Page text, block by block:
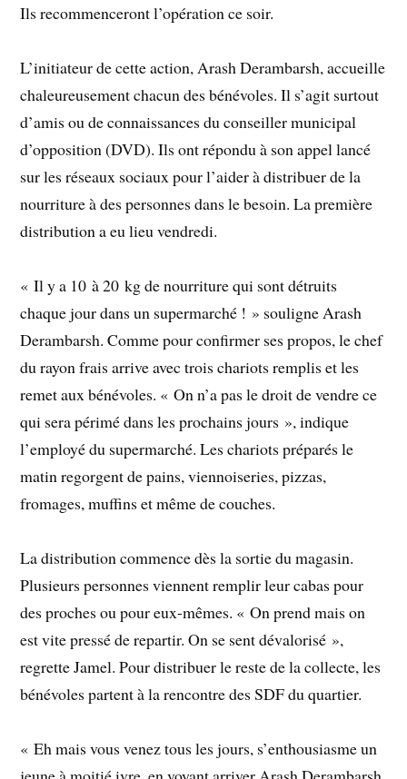
Ils recommenceront l’opération ce soir.
L’initiateur de cette action, Arash Derambarsh, accueille
chaleureusement chacun des bénévoles. Il s’agit surtout
d’amis ou de connaissances du conseiller municipal
d’opposition (DVD). Ils ont répondu à son appel lancé
sur les réseaux sociaux pour l’aider à distribuer de la
nourriture à des personnes dans le besoin. La première
distribution a eu lieu vendredi.
« Il y a 10 à 20 kg de nourriture qui sont détruits
chaque jour dans un supermarché ! » souligne Arash
Derambarsh. Comme pour confirmer ses propos, le chef
du rayon frais arrive avec trois chariots remplis et les
remet aux bénévoles. « On n’a pas le droit de vendre ce
qui sera périmé dans les prochains jours », indique
l’employé du supermarché. Les chariots préparés le
matin regorgent de pains, viennoiseries, pizzas,
fromages, muffins et même de couches.
La distribution commence dès la sortie du magasin.
Plusieurs personnes viennent remplir leur cabas pour
des proches ou pour eux-mêmes. « On prend mais on
est vite pressé de repartir. On se sent dévalorisé »,
regrette Jamel. Pour distribuer le reste de la collecte, les
bénévoles partent à la rencontre des SDF du quartier.
« Eh mais vous venez tous les jours, s’enthousiasme un